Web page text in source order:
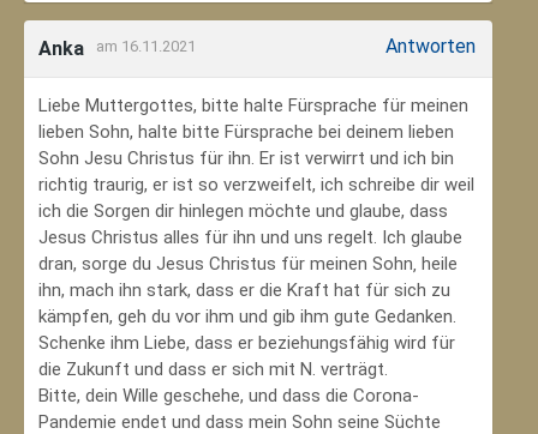
Anka am 16.11.2021 Antworten
Liebe Muttergottes, bitte halte Fürsprache für meinen
lieben Sohn, halte bitte Fürsprache bei deinem lieben
Sohn Jesu Christus für ihn. Er ist verwirrt und ich bin
richtig traurig, er ist so verzweifelt, ich schreibe dir weil
ich die Sorgen dir hinlegen möchte und glaube, dass
Jesus Christus alles für ihn und uns regelt. Ich glaube
dran, sorge du Jesus Christus für meinen Sohn‚ heile
ihn, mach ihn stark, dass er die Kraft hat für sich zu
kämpfen, geh du vor ihm und gib ihm gute Gedanken.
Schenke ihm Liebe, dass er beziehungsfähig wird für
die Zukunft und dass er sich mit N. verträgt.
Bitte, dein Wille geschehe, und dass die Corona-
Pandemie endet und dass mein Sohn seine Süchte